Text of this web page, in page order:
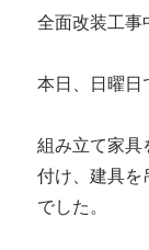
全面改装工事
本日、日曜日
組み立て家具
付け、建具を
でした。